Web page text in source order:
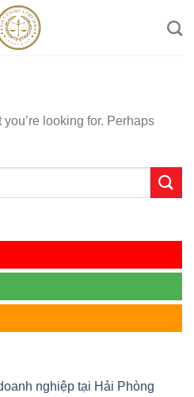
you’re looking for. Perhaps
nghiệp tại Hải Phòng